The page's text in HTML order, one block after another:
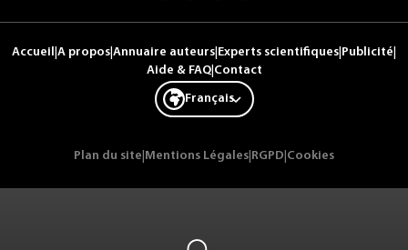
Accueil A propos Annuaire auteurs Experts scientifiques Publicité
Aide & FAQ| Contact
Français
Plan du site Mentions Légales RGPD Cookies